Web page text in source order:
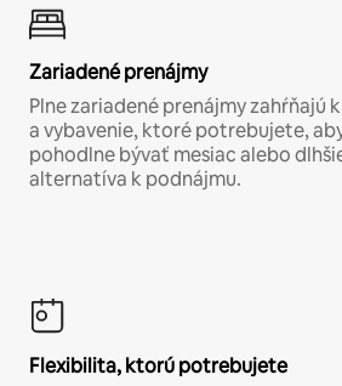
Zariadené prenájmy
Plne zariadené prenájmy zahŕňajú
a vybavenie, ktoré potrebujete,
pohodlne bývať mesiac alebo
alternatíva k podnájmu.
Flexibilita, ktorú potrebujete